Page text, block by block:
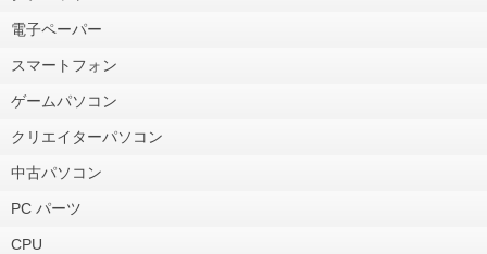
電子ペーパー
スマートフォン
ゲームパソコン
クリエイターパソコン
中古パソコン
PC パーツ
CPU